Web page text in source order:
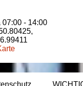
07:00 - 14:00
,
6.99411